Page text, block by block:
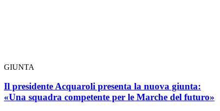
GIUNTA
Il presidente Acquaroli presenta la nuova giunta:
«Una squadra competente per le Marche del futuro»